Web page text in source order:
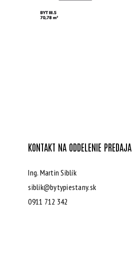
KONTAKT NA ODDELENIE PREDAJA
Ing. Martin Siblík
siblik@bytypiestany.sk
0911 712 342